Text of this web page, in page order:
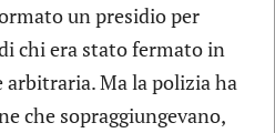
un presidio per
chi era stato fermato in
Ma la polizia ha
che sopraggiungevano,